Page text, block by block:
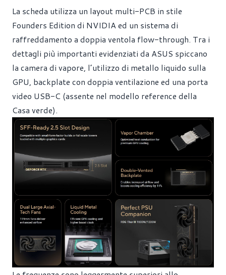
La scheda utilizza un layout multi-PCB in stile
Founders Edition di NVIDIA ed un sistema di
raffreddamento a doppia ventola flow-through. Tra i
dettagli più importanti evidenziati da ASUS spiccano
la camera di vapore, l’utilizzo di metallo liquido sulla
GPU, backplate con doppia ventilazione ed una porta
video USB-C (assente nel modello reference della
Casa verde).